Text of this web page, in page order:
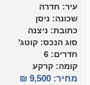
עיר: חדרה
שכונה: ניסן
כתובת: ניצנה
סוג הנכס: קוטג'
חדרים: 6
קומה: קרקע
מחיר: 9,500 ₪